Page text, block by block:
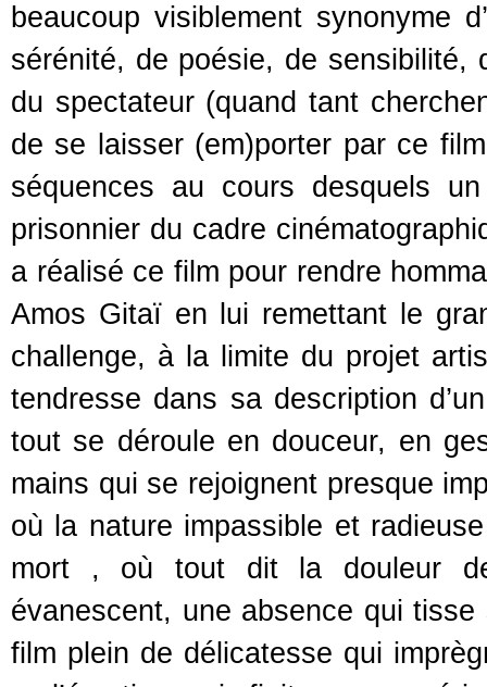
beaucoup visiblement synonyme
sérénité, de poésie, de sensibilité,
du spectateur (quand tant
de se laisser (em)porter par ce
séquences au cours desquels
prisonnier du cadre
a réalisé ce film pour rendre
Amos Gitaï en lui remettant le
challenge, à la limite du projet
tendresse dans sa description
tout se déroule en douceur, en
mains qui se rejoignent presque
où la nature impassible et
mort , où tout dit la douleur
évanescent, une absence qui
film plein de délicatesse qui